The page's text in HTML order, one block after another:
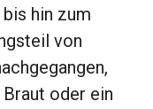
hin zum
von
oder ein